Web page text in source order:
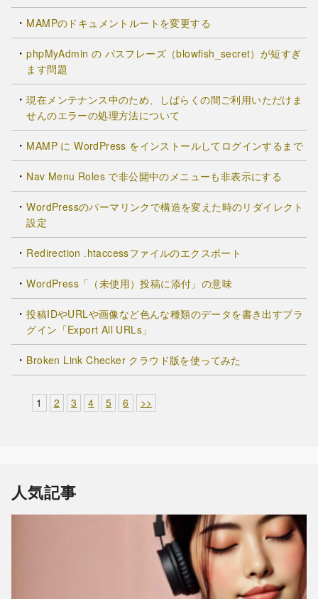
MAMPのドキュメントルートを変更する
phpMyAdmin の パスフレーズ（blowfish_secret）が短すぎ
ます問題
現在メンテナンス中のため、しばらくの間ご利用いただけま
せんのエラーの処理方法について
MAMP に WordPress をインストールしてログインするまで
Nav Menu Roles で非公開中のメニューも非表示にする
WordPressのパーマリンクで構造を変えた時のリダイレクト
設定
Redirection .htaccessファイルのエクスポート
WordPress「（未使用）投稿に添付」の意味
投稿IDやURLや画像など色んな種類のデータを書き出すプラ
グイン「Export All URLs」
Broken Link Checker クラウド版を使ってみた
1 2 3 4 5 6 >>
人気記事